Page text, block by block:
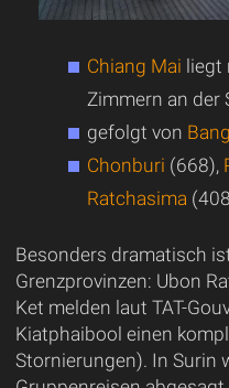
Chiang Mai
Zimmern an der
gefolgt von
Chonburi (668),
Ratchasima
Besonders dramatisch
Grenzprovinzen: Ubon
Ket melden laut TAT-
Kiatphaibool einen
Stornierungen). In Surin